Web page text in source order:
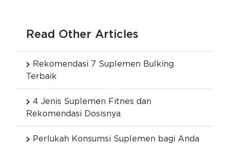
Read Other Articles
Rekomendasi 7 Suplemen Bulking
Terbaik
4 Jenis Suplemen Fitnes dan
Rekomendasi Dosisnya
Perlukah Konsumsi Suplemen bagi Anda